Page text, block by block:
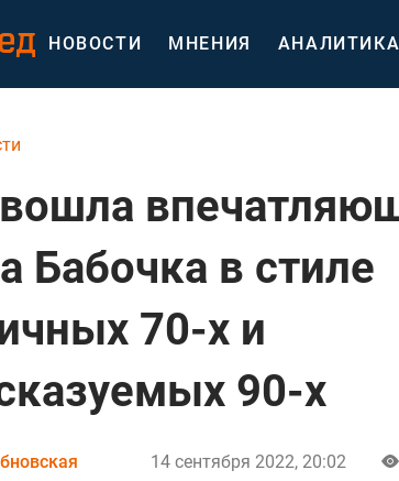
НОВОСТИ МНЕНИЯ АНАЛИТИКА
Бабочка в стиле
70-х и
90-х
14 сентября 2022, 20:02